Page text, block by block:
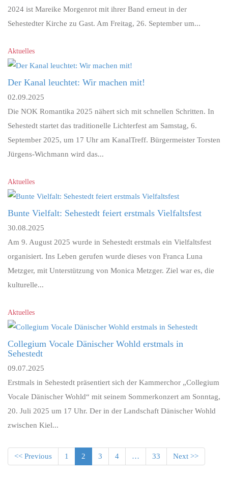
2024 ist Mareike Morgenrot mit ihrer Band erneut in der
Sehestedter Kirche zu Gast. Am Freitag, 26. September um...
Aktuelles
Der Kanal leuchtet: Wir machen mit!
02.09.2025
Die NOK Romantika 2025 nähert sich mit schnellen Schritten. In
Sehestedt startet das traditionelle Lichterfest am Samstag, 6.
September 2025, um 17 Uhr am KanalTreff. Bürgermeister Torsten
Jürgens-Wichmann wird das...
Aktuelles
Bunte Vielfalt: Sehestedt feiert erstmals Vielfaltsfest
30.08.2025
Am 9. August 2025 wurde in Sehestedt erstmals ein Vielfaltsfest
organisiert. Ins Leben gerufen wurde dieses von Franca Luna
Metzger, mit Unterstützung von Monica Metzger. Ziel war es, die
kulturelle...
Aktuelles
Collegium Vocale Dänischer Wohld erstmals in
Sehestedt
09.07.2025
Erstmals in Sehestedt präsentiert sich der Kammerchor „Collegium
Vocale Dänischer Wohld“ mit seinem Sommerkonzert am Sonntag,
20. Juli 2025 um 17 Uhr. Der in der Landschaft Dänischer Wohld
zwischen Kiel...
<< Previous 1 2 3 4 … 33 Next >>